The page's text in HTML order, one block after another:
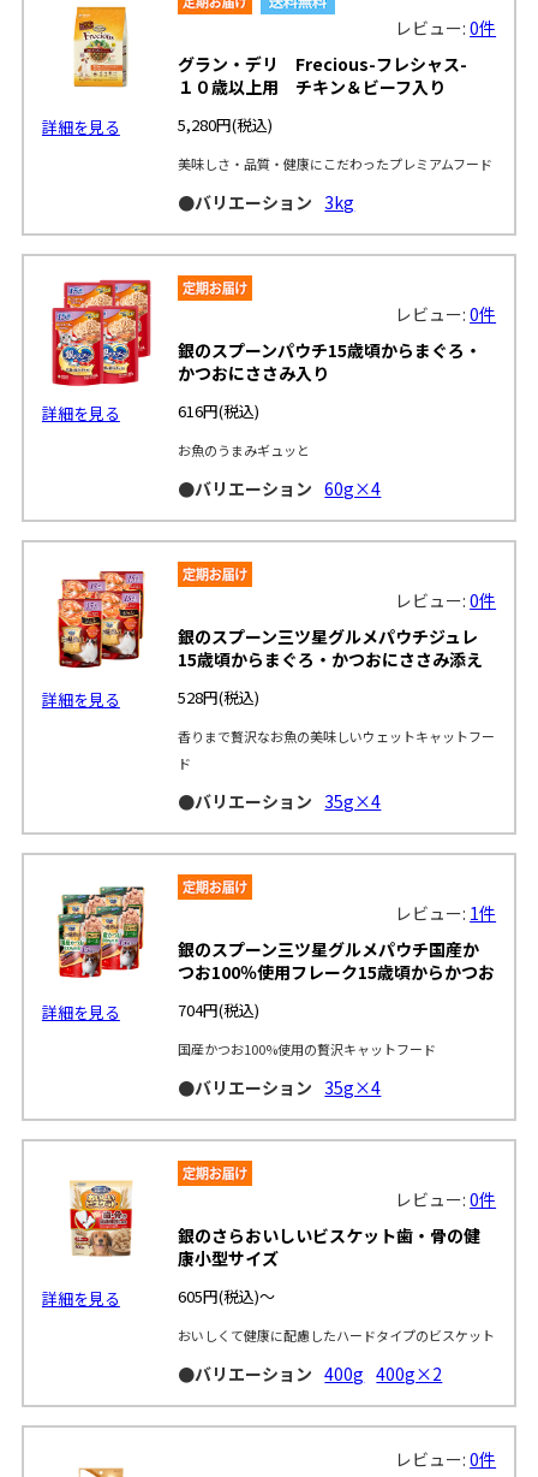
詳細を見る
レビュー:0件
グラン・デリ Frecious-フレシャス-
１０歳以上用 チキン＆ビーフ入り
5,280円(税込)
美味しさ・品質・健康にこだわったプレミアムフード
●バリエーション 3kg
詳細を見る
レビュー:0件
銀のスプーンパウチ15歳頃からまぐろ・
かつおにささみ入り
616円(税込)
お魚のうまみギュッと
●バリエーション 60g×4
詳細を見る
レビュー:0件
銀のスプーン三ツ星グルメパウチジュレ
15歳頃からまぐろ・かつおにささみ添え
528円(税込)
香りまで贅沢なお魚の美味しいウェットキャットフー
ド
●バリエーション 35g×4
詳細を見る
レビュー: 1件
銀のスプーン三ツ星グルメパウチ国産か
つお100％使用フレーク15歳頃からかつお
704円(税込)
国産かつお100%使用の贅沢キャットフード
●バリエーション 35g×4
詳細を見る
レビュー:0件
銀のさらおいしいビスケット歯・骨の健
康小型サイズ
605円(税込)～
おいしくて健康に配慮したハードタイプのビスケット
●バリエーション 400g 400g×2
レビュー:0件